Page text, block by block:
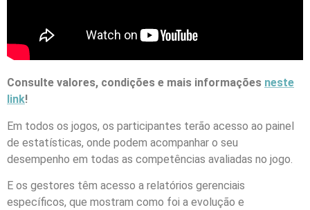
Consulte valores, condições e mais informações neste
link!
Em todos os jogos, os participantes terão acesso ao painel
de estatísticas, onde podem acompanhar o seu
desempenho em todas as competências avaliadas no jogo.
E os gestores têm acesso a relatórios gerenciais
específicos, que mostram como foi a evolução e